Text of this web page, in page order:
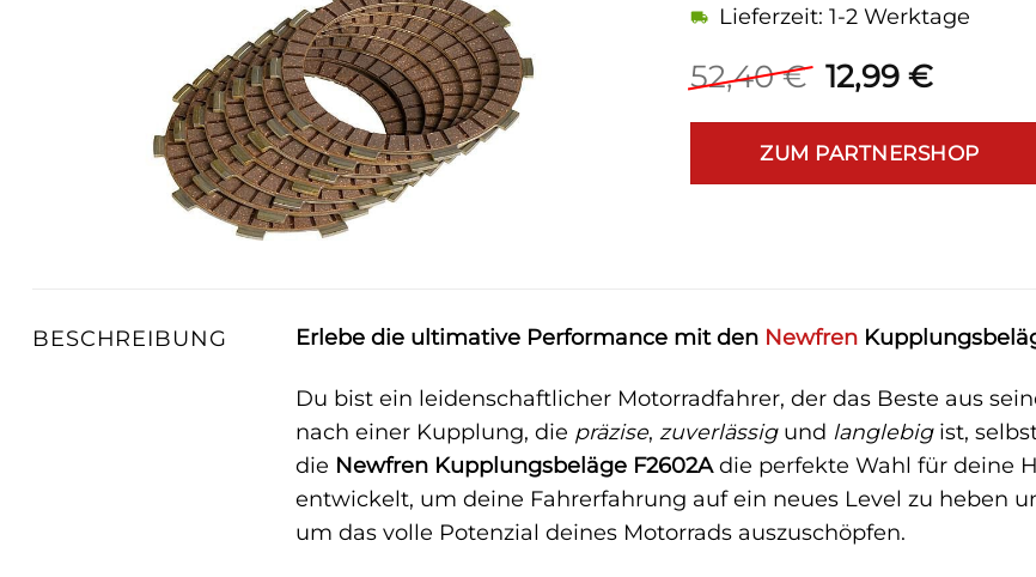
52,40€
war:
52,40 €
12,99 €
ist:
12,99 €.
Lieferzeit: 1-2 Werktage
ZUM PARTNERSHOP
BESCHREIBUNG Erlebe die ultimative Performance mit den Newfren
Du bist ein leidenschaftlicher Motorradfahrer, der das Beste aus
nach einer Kupplung, die präzise, zuverlässigund langlebigist,
die Newfren Kupplungsbeläge F2602Adie perfekte Wahl für deine
entwickelt, um deine Fahrerfahrung auf ein neues Level zu heben
um das volle Potenzial deines Motorrads auszuschöpfen.